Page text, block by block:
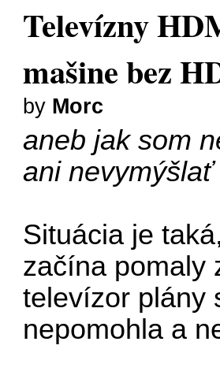
Televízny
mašine bez
by Morc
aneb jak som
ani
Situácia je
začína pomaly
televízor plány
nepomohla a